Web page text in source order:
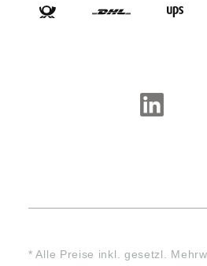
* Alle Preise inkl. gesetzl.